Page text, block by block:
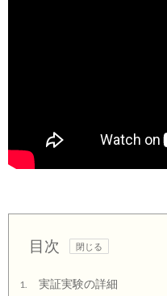
目次
1. 実証実験の詳細